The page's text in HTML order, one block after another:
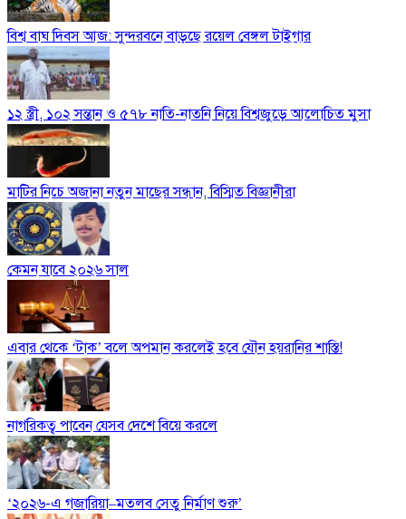
বিশ্ব বাঘ দিবস আজ: সুন্দরবনে বাড়ছে রয়েল বেঙ্গল টাইগার
১২ স্ত্রী, ১০২ সন্তান ও ৫৭৮ নাতি-নাতনি নিয়ে বিশ্বজুড়ে আলোচিত মুসা
মাটির নিচে অজানা নতুন মাছের সন্ধান, বিস্মিত বিজ্ঞানীরা
কেমন যাবে ২০২৬ সাল
এবার থেকে ‘টাক’ বলে অপমান করলেই হবে যৌন হয়রানির শাস্তি!
নাগরিকত্ব পাবেন যেসব দেশে বিয়ে করলে
‘২০২৬-এ গজারিয়া–মতলব সেতু নির্মাণ শুরু’